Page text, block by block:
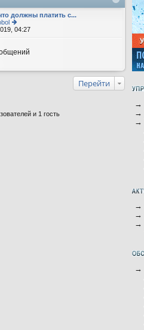
должны платить с...
е
р
йт
и
п
н
04:27
Перейти
и 1 гость
→
→
→
→
→
→
→